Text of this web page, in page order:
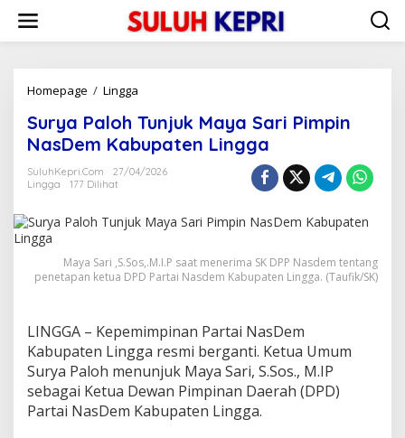
w
Homepage / Lingga
r
y
a
P
o
u
n
k
M
a
a
S
Surya Paloh Tunjuk Maya Sari Pimpin
NasDem Kabupaten Lingga
SuluhKepri.com
27/04/2026
Lingga
177 Dilihat
Maya Sari ,S.Sos,.M.I.P saat menerima SK DPP Nasdem tentang
penetapan ketua DPD Partai Nasdem Kabupaten Lingga. (Taufik/SK)
LINGGA – Kepemimpinan Partai NasDem
Kabupaten Lingga resmi berganti. Ketua Umum
Surya Paloh menunjuk Maya Sari, S.Sos., M.IP
sebagai Ketua Dewan Pimpinan Daerah (DPD)
Partai NasDem Kabupaten Lingga.